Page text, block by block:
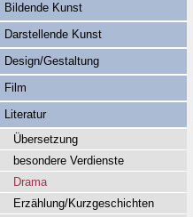
Bildende Kunst
Darstellende Kunst
Design/Gestaltung
Film
Literatur
Übersetzung
besondere Verdienste
Drama
Erzählung/Kurzgeschichten